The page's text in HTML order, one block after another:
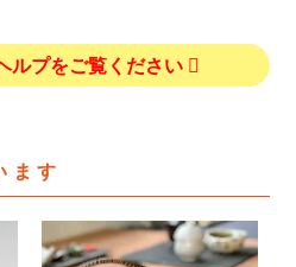
ルプをご覧ください
ます